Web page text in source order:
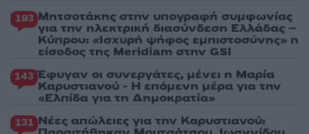
193 Μητσοτάκης στην υπογραφή συμφωνίας
για την ηλεκτρική διασύνδεση Ελλάδας –
Κύπρου: «Ισχυρή ψήφος εμπιστοσύνης» η
είσοδος της Meridiam στην GSI
143 Έφυγαν οι συνεργάτες, μένει η Μαρία
Καρυστιανού - Η επόμενη μέρα για την
«Ελπίδα για τη Δημοκρατία»
131 Νέες απώλειες για την Καρυστιανού: